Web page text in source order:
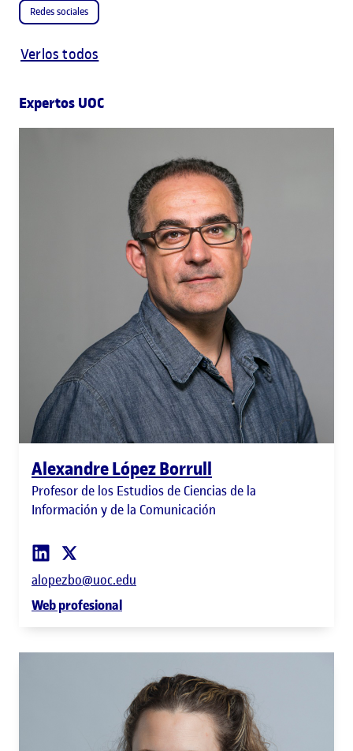
Redes sociales
Verlos todos
Expertos UOC
Alexandre López Borrull
Profesor de los Estudios de Ciencias de la
Información y de la Comunicación
alopezbo@uoc.edu
Web profesional